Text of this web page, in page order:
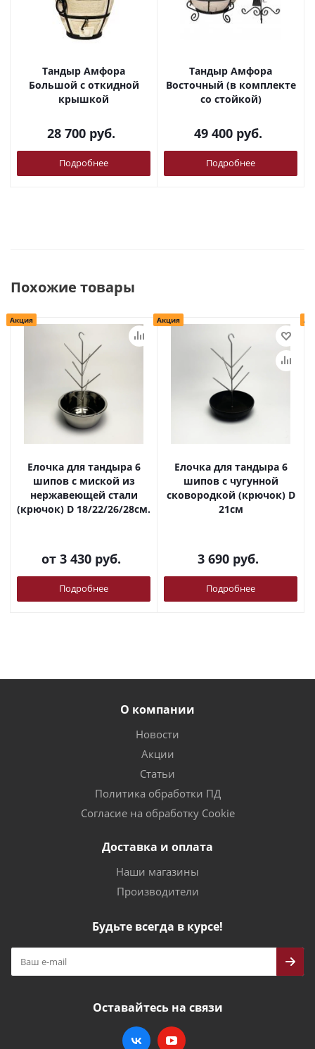
Тандыр Амфора
Большой с откидной
крышкой
28 700 руб.
Подробнее
Тандыр Амфора
Восточный (в комплекте
со стойкой)
49 400 руб.
Подробнее
Похожие товары
Акция
Елочка для тандыра 6
шипов с миской из
нержавеющей стали
(крючок) D 18/22/26/28см.
от 3 430 руб.
Подробнее
Акция
Елочка для тандыра 6
шипов с чугунной
сковородкой (крючок) D
21см
3 690 руб.
Подробнее
О компании
Новости
Акции
Статьи
Политика обработки ПД
Согласие на обработку Cookie
Доставка и оплата
Наши магазины
Производители
Будьте всегда в курсе!
Оставайтесь на связи